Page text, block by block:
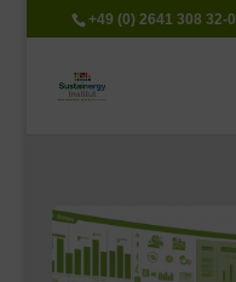
+49 (0) 2641 308 32-0